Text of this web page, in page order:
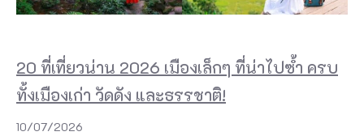
20 ที่เที่ยวน่าน 2026 เมืองเล็กๆ ที่น่าไปซ้ำ ครบ
ทั้งเมืองเก่า วัดดัง และธรรชาติ!
10/07/2026